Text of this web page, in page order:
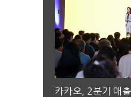
카카오, 2분기 매